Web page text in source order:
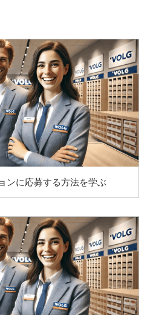
ンに応募する方法を学ぶ